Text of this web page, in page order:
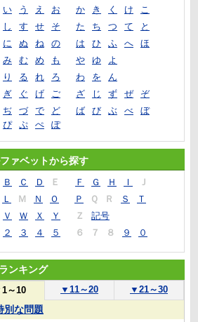
い う え お か き く け
こ
し す せ そ た ち つ て
と
に ぬ ね の は ひ ふ へ
ほ
み む め も や ゆ
よ
り る れ ろ わ を
ん
ぎ ぐ げ ご ざ じ ず ぜ
ぞ
ぢ づ で ど ば び ぶ べ
ぼ
ぴ ぷ ぺ ぽ
ァベットから探す
Ｂ Ｃ Ｄ Ｅ Ｆ Ｇ Ｈ Ｉ
Ｊ
Ｌ Ｍ Ｎ Ｏ Ｐ Ｑ Ｒ Ｓ
Ｔ
Ｖ Ｗ Ｘ Ｙ Ｚ
記号
２ ３ ４ ５ ６ ７ ８ ９ ０
ンキング
1～10 ▼ 11～20 ▼ 21～30
別な問題